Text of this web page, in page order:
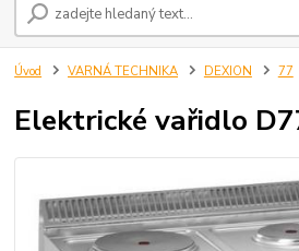
Úvod VARNÁ TECHNIKA DEXION 77
Elektrické vařidlo